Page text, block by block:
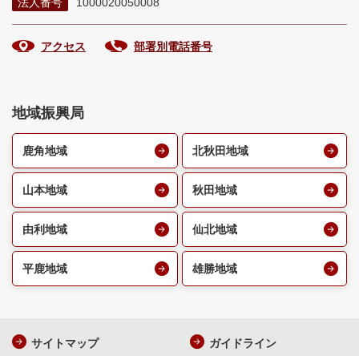
アクセス 部署別電話番号
地域振興局
鹿角地域 北秋田地域
山本地域 秋田地域
由利地域 仙北地域
平鹿地域 雄勝地域
サイトマップ ガイドライン